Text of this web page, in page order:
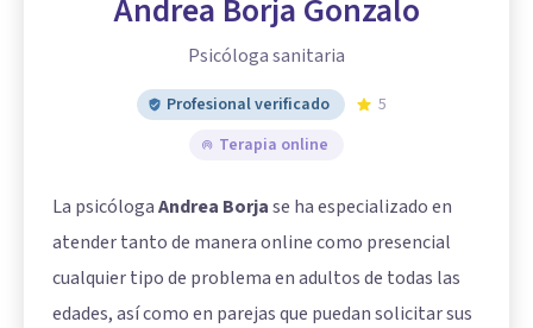
Andrea Borja Gonzalo
Psicóloga sanitaria
Profesional verificado
5
Terapia online
La psicólogaAndrea Borjase ha especializado en
atender tanto de manera online como presencial
cualquier tipo de problema en adultos de todas las
edades, así como en parejas que puedan solicitar sus